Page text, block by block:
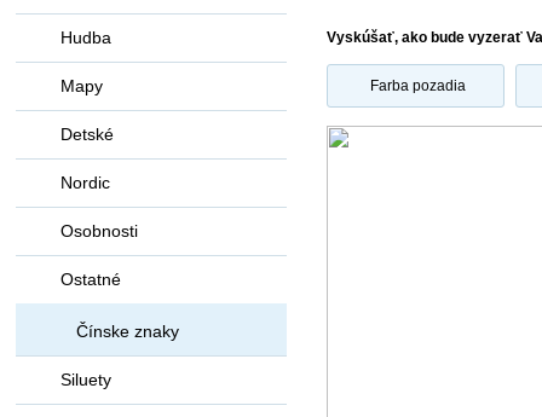
Vyskúšať, ako bude vyzerať
Farba pozadia
Hudba
Mapy
Detské
Nordic
Osobnosti
Ostatné
Čínske znaky
Siluety